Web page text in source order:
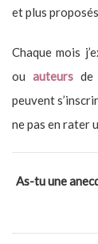
et plus
Chaque mois
ouauteurs de
peuvent
ne pas en rater
As-tu une